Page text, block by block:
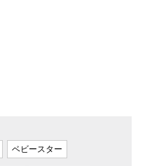
ベビースター